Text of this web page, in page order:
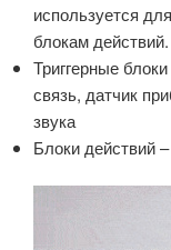
используется
блокам
Триггерные
связь, датчик
звука
Блоки действий